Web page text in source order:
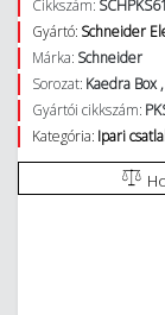
Cikkszám:
Gyártó: Schneider
Márka: Schneider
Sorozat: Kaedra Box
Gyártói cikkszám:
Kategória: Ipari